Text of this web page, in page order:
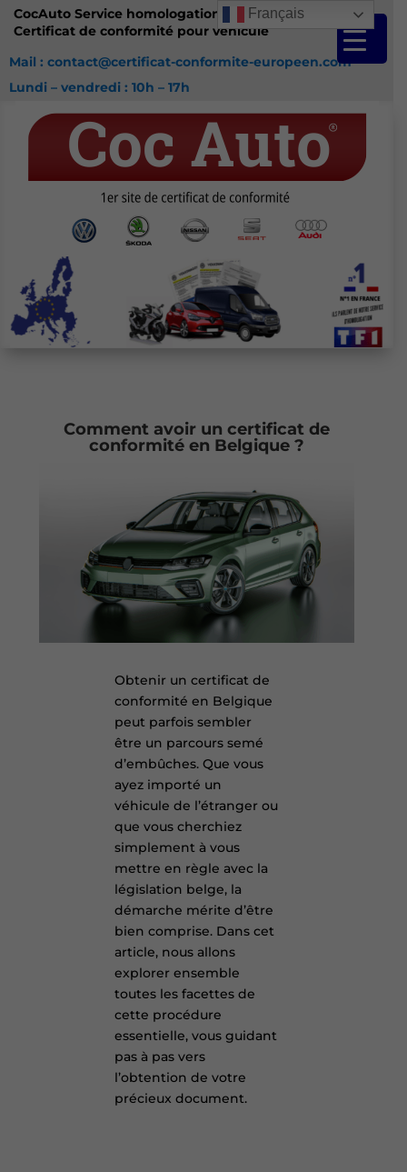
CocAuto Service homologation France
Certificat de conformité pour véhicule
Mail : contact@certificat-conformite-europeen.com
Lundi – vendredi : 10h – 17h
Comment avoir un certificat de
conformité en Belgique ?
Obtenir un certificat de
conformité en Belgique
peut parfois sembler
être un parcours semé
d’embûches. Que vous
ayez importé un
véhicule de l’étranger ou
que vous cherchiez
simplement à vous
mettre en règle avec la
législation belge, la
démarche mérite d’être
bien comprise. Dans cet
article, nous allons
explorer ensemble
toutes les facettes de
cette procédure
essentielle, vous guidant
pas à pas vers
l’obtention de votre
précieux document.
Français